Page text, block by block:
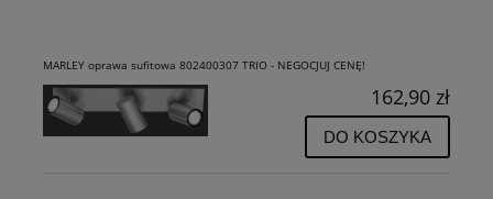
MARLEY oprawa sufitowa 802400307 TRIO - NEGOCJUJ CENĘ!
162,90 zł
DO KOSZYKA